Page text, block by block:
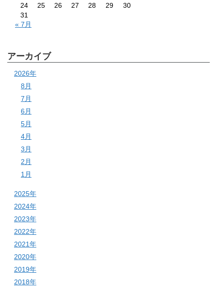
24
25 26 27 28 29
30
31
« 7月
アーカイブ
2026年
8月
7月
6月
5月
4月
3月
2月
1月
2025年
2024年
2023年
2022年
2021年
2020年
2019年
2018年